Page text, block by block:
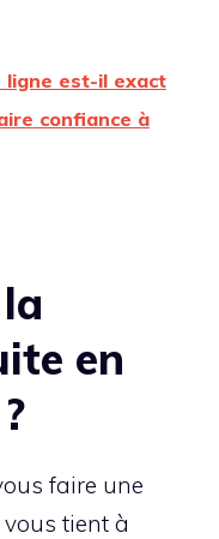
ligne est-il exact
confiance à
en
faire une
tient à